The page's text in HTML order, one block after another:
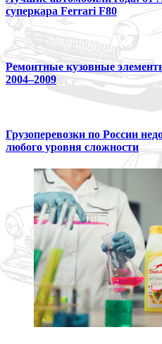
суперкара Ferrari F80
Ремонтные кузовные
2004–2009
Грузоперевозки по России
любого уровня сложности